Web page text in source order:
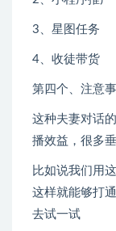
3、星图任务
4、收徒带货
第四个、注意
这种夫妻对话
播效益，很多
比如说我们用
这样就能够打
去试一试